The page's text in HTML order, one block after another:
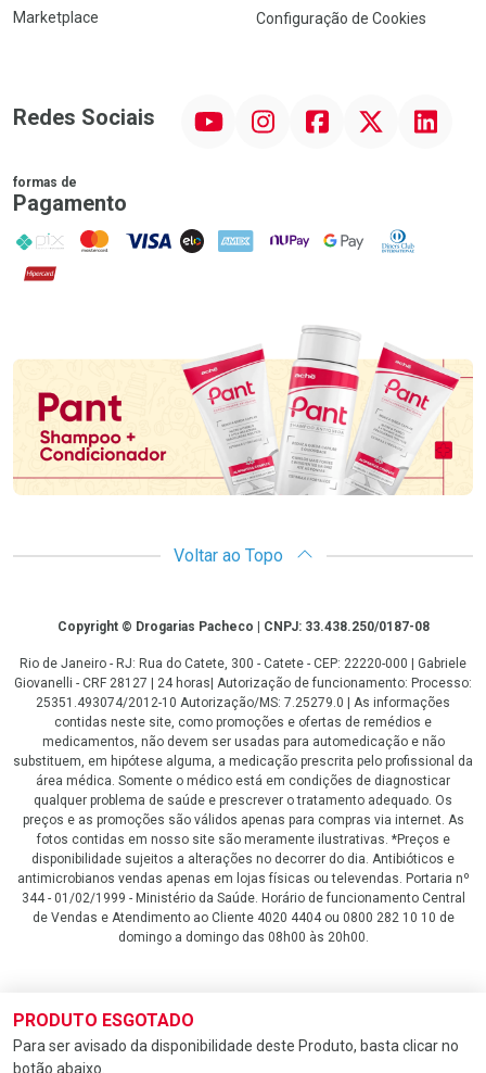
PRODUTO ESGOTADO
Para ser avisado da disponibilidade deste Produto, basta clicar no
botão abaixo.
Marketplace
Configuração de Cookies
Redes Sociais InstagramFacebook Linkedin
formas de
Pagamento
PIX MasterCard
VISA ELO AMEX NuPay Google PayDiners Club
Hipercard
Promoção em Destaque
Voltar ao Topo
CopyrightCopyright © Drogarias Pacheco | CNPJ: 33.438.250/0187-08
Rio de Janeiro - RJ: Rua do Catete, 300 - Catete - CEP: 22220-000 | Gabriele
Giovanelli - CRF 28127 | 24 horas| Autorização de funcionamento: Processo:
25351.493074/2012-10 Autorização/MS: 7.25279.0 | As informações
contidas neste site, como promoções e ofertas de remédios e
medicamentos, não devem ser usadas para automedicação e não
substituem, em hipótese alguma, a medicação prescrita pelo profissional da
área médica. Somente o médico está em condições de diagnosticar
qualquer problema de saúde e prescrever o tratamento adequado. Os
preços e as promoções são válidos apenas para compras via internet. As
fotos contidas em nosso site são meramente ilustrativas. *Preços e
disponibilidade sujeitos a alterações no decorrer do dia. Antibióticos e
antimicrobianos vendas apenas em lojas físicas ou televendas. Portaria nº
344 - 01/02/1999 - Ministério da Saúde. Horário de funcionamento Central
de Vendas e Atendimento ao Cliente 4020 4404 ou 0800 282 10 10 de
domingo a domingo das 08h00 às 20h00.